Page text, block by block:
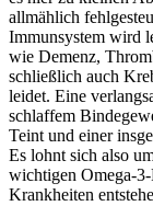
allmählich
Immunsystem wird
wie Demenz,
schließlich auch
leidet. Eine
schlaffem
Teint und einer
Es lohnt sich also
wichtigen Omega-
Krankheiten